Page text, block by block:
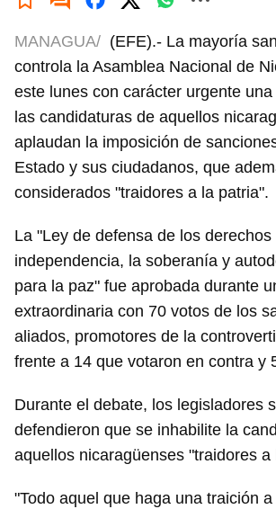
MANAGUA/ (EFE).- La mayoría
controla la Asamblea Nacional de
este lunes con carácter urgente
las candidaturas de aquellos
aplaudan la imposición de
Estado y sus ciudadanos, que
considerados "traidores a la patria".
La "Ley de defensa de los
independencia, la soberanía y
para la paz" fue aprobada durante
extraordinaria con 70 votos de los
aliados, promotores de la
frente a 14 que votaron en contra y
Durante el debate, los legisladores
defendieron que se inhabilite la
aquellos nicaragüenses "traidores a
"Todo aquel que haga una traición